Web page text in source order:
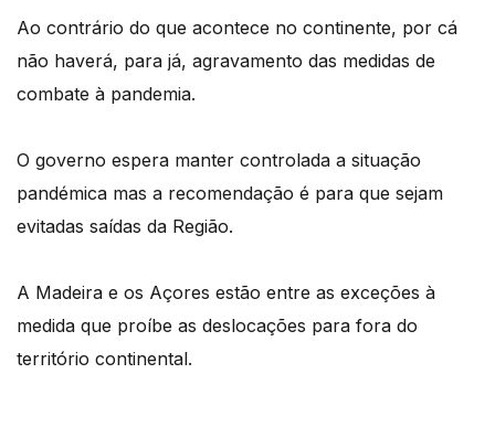
Ao contrário do que acontece no continente, por cá
não haverá, para já, agravamento das medidas de
combate à pandemia.
O governo espera manter controlada a situação
pandémica mas a recomendação é para que sejam
evitadas saídas da Região.
A Madeira e os Açores estão entre as exceções à
medida que proíbe as deslocações para fora do
território continental.